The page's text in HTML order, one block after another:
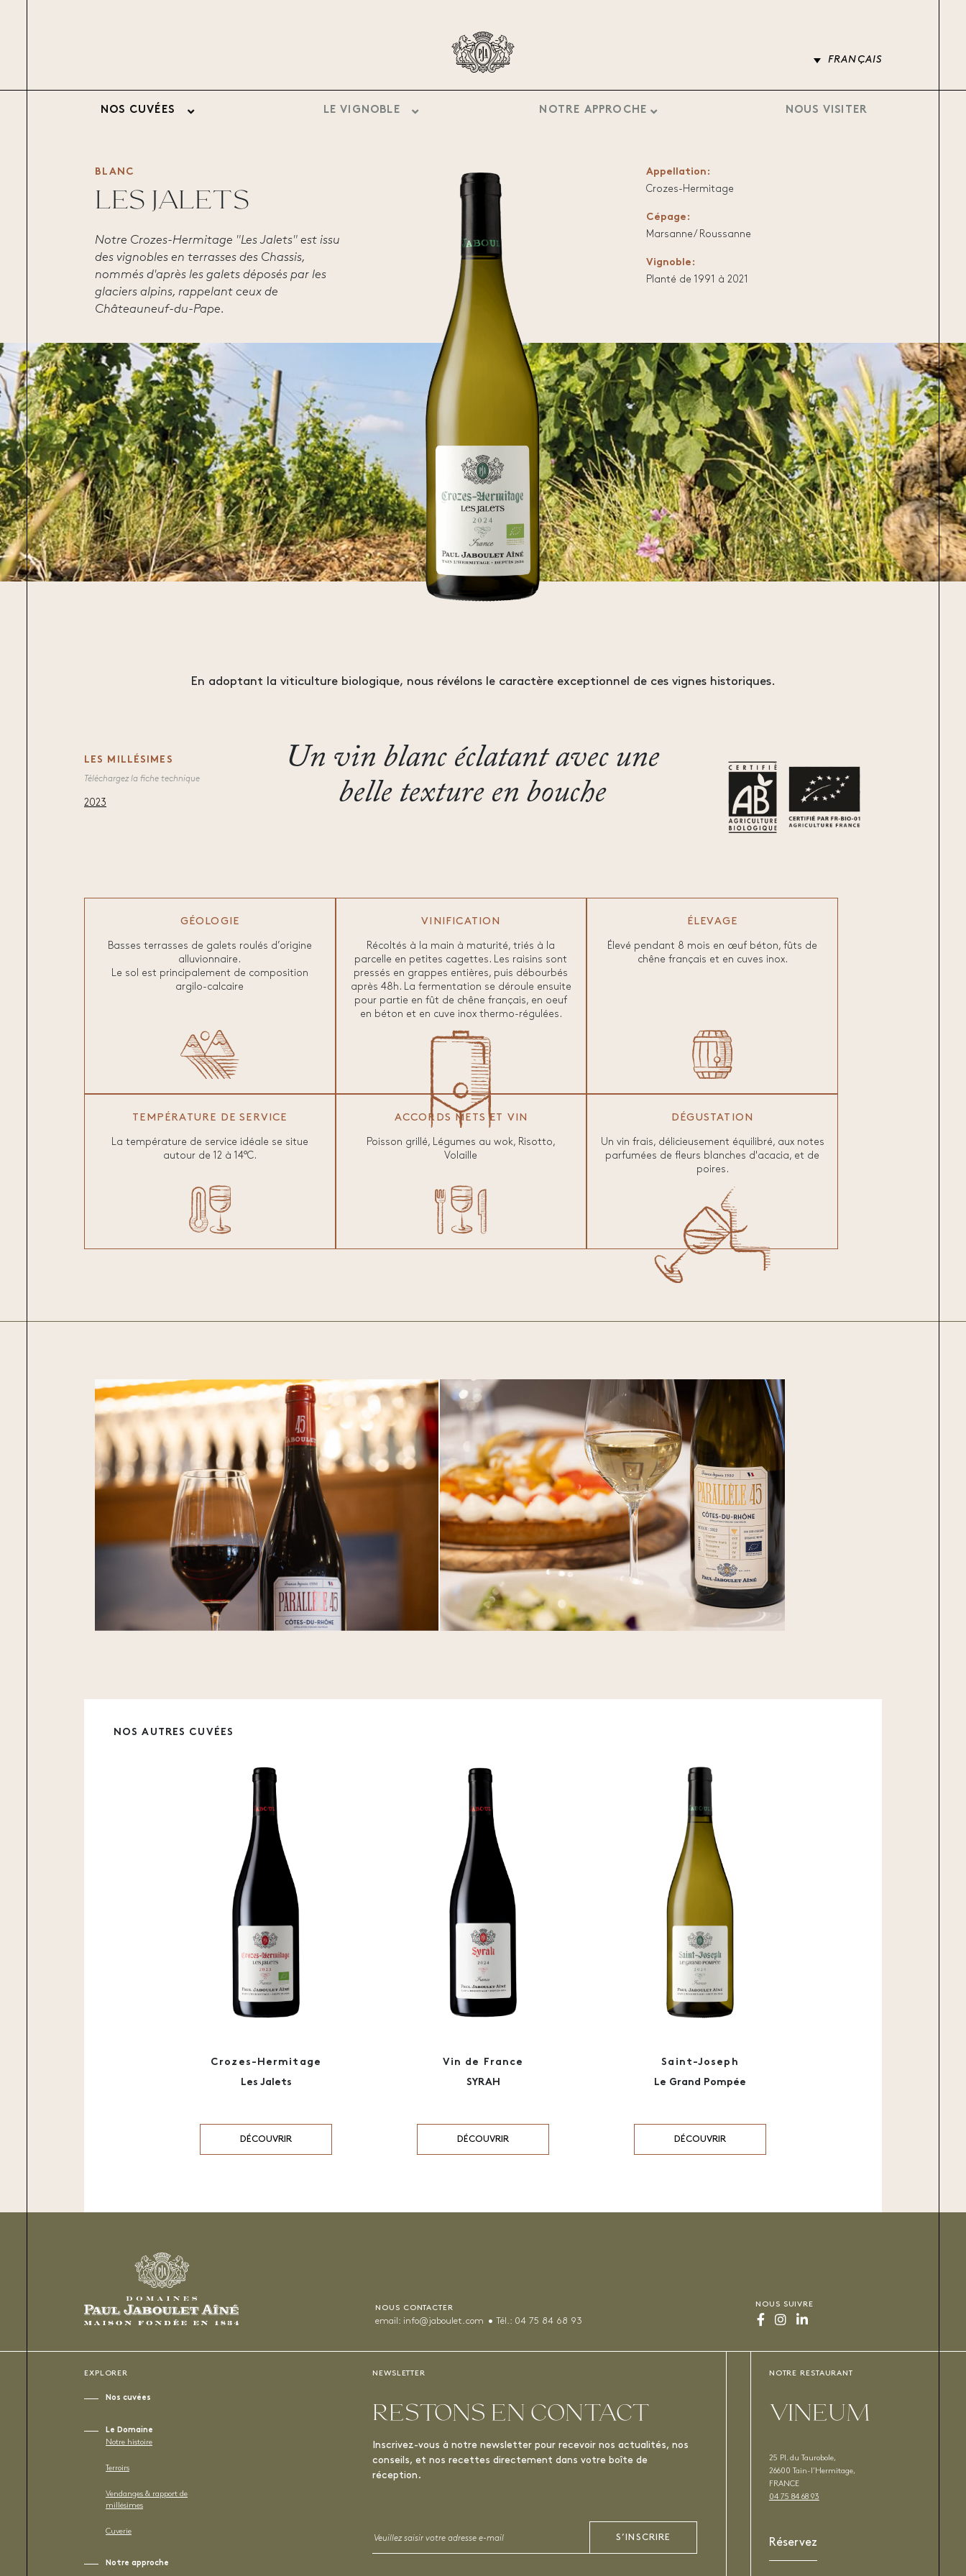
FRANÇAIS
NOS CUVÉES LE VIGNOBLE NOTRE APPROCHE NOUS VISITER
BLANC
LES JALETS
Notre Crozes-Hermitage "Les Jalets" est issu
des vignobles en terrasses des Chassis,
nommés d'après les galets déposés par les
glaciers alpins, rappelant ceux de
Châteauneuf-du-Pape.
Appellation:
Crozes-Hermitage
Cépage:
Marsanne/ Roussanne
Vignoble:
Planté de 1991 à 2021
En adoptant la viticulture biologique, nous révélons le caractère exceptionnel de ces vignes historiques.
LES MILLÉSIMES
Téléchargez la fiche technique
2023
Un vin blanc éclatant avec une
belle texture en bouche
GÉOLOGIE
Basses terrasses de galets roulés d’origine
alluvionnaire.
Le sol est principalement de composition
argilo-calcaire
VINIFICATION
Récoltés à la main à maturité, triés à la
parcelle en petites cagettes. Les raisins sont
pressés en grappes entières, puis débourbés
après 48h. La fermentation se déroule ensuite
pour partie en fût de chêne français, en oeuf
en béton et en cuve inox thermo-régulées.
ÉLEVAGE
Élevé pendant 8 mois en œuf béton, fûts de
chêne français et en cuves inox.
TEMPÉRATURE DE SERVICE
La température de service idéale se situe
autour de 12 à 14°C.
ACCORDS METS ET VIN
Poisson grillé, Légumes au wok, Risotto,
Volaille
DÉGUSTATION
Un vin frais, délicieusement équilibré, aux notes
parfumées de fleurs blanches d'acacia, et de
poires.
NOS AUTRES CUVÉES
Crozes-Hermitage
Les Jalets
DÉCOUVRIR
Vin de France
SYRAH
DÉCOUVRIR
Saint-Joseph
Le Grand Pompée
DÉCOUVRIR
NOUS CONTACTER
email: info@jaboulet.com Tél.: 04 75 84 68 93
NOUS SUIVRE
EXPLORER
Nos cuvées
Le Domaine
Notre histoire
Terroirs
Vendanges & rapport de
millésimes
Cuverie
Notre approche
NEWSLETTER
RESTONS EN CONTACT
Inscrivez-vous à notre newsletter pour recevoir nos actualités, nos
conseils, et nos recettes directement dans votre boîte de
réception.
S’INSCRIRE
NOTRE RESTAURANT
VINEUM
25 Pl. du Taurobole,
26600 Tain-l’Hermitage,
FRANCE
04 75 84 68 93
Réservez